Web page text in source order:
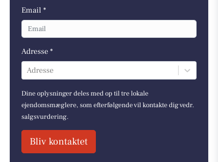
Email *
Adresse *
Adresse
Dine oplysninger deles med op til tre lokale
ejendomsmæglere, som efterfølgende vil kontakte dig vedr.
salgsvurdering.
Bliv kontaktet